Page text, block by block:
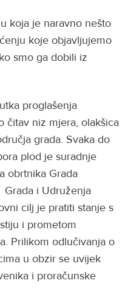
koja je naravno nešto
koje objavljujemo
smo ga dobili iz
proglašenja
čitav niz mjera, olakšica
grada. Svaka do
plod je suradnje
obrtnika Grada
i Udruženja
cilj je pratiti stanje s
i prometom
Prilikom odlučivanja o
u obzir se uvijek
i proračunske